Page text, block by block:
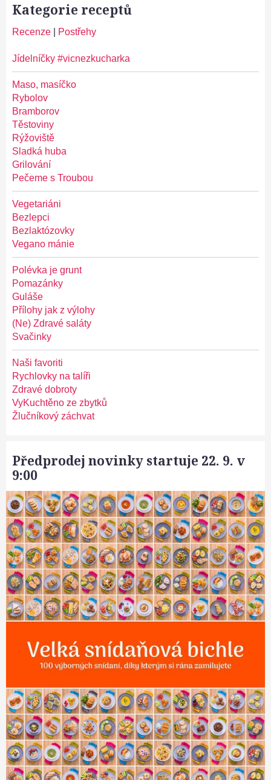
Kategorie receptů
Recenze Postřehy
Jídelníčky #vicnezkucharka
Maso, masíčko
Rybolov
Bramborov
Těstoviny
Rýžoviště
Sladká huba
Grilování
Pečeme s Troubou
Vegetariáni
Bezlepci
Bezlaktózovky
Vegano mánie
Polévka je grunt
Pomazánky
Guláše
Přílohy jak z výlohy
(Ne) Zdravé saláty
Svačinky
Naši favoriti
Rychlovky na talíři
Zdravé dobroty
VyKuchtěno ze zbytků
Žlučníkový záchvat
Předprodej novinky startuje 22. 9. v
9:00